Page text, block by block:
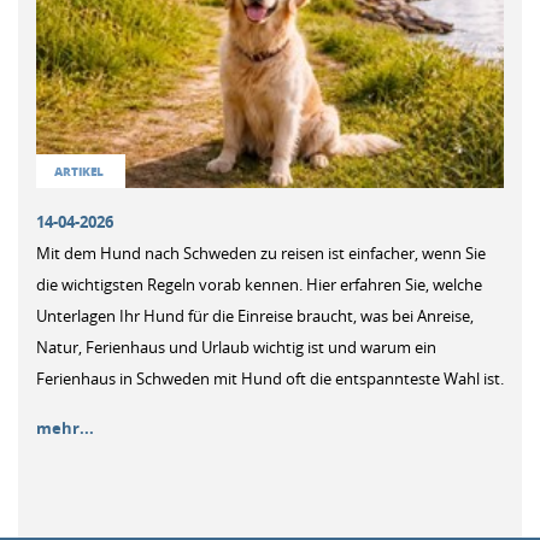
ARTIKEL
14-04-2026
Mit dem Hund nach Schweden zu reisen ist einfacher, wenn Sie
die wichtigsten Regeln vorab kennen. Hier erfahren Sie, welche
Unterlagen Ihr Hund für die Einreise braucht, was bei Anreise,
Natur, Ferienhaus und Urlaub wichtig ist und warum ein
Ferienhaus in Schweden mit Hund oft die entspannteste Wahl ist.
mehr...